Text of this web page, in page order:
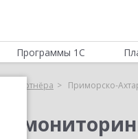
Программы 1С
партнёра Приморско-